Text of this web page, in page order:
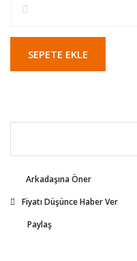
SEPETE EKLE
Arkadaşına Öner
Fiyatı Düşünce Haber Ver
Paylaş